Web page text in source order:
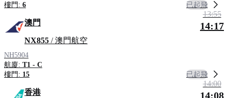
樓門: 6 已起飛
澳門
NX855 / 澳門航空
NH5904
航廈: T1 - C
樓門: 15
13:55
14:17
已起飛
香港
14:00
14:08